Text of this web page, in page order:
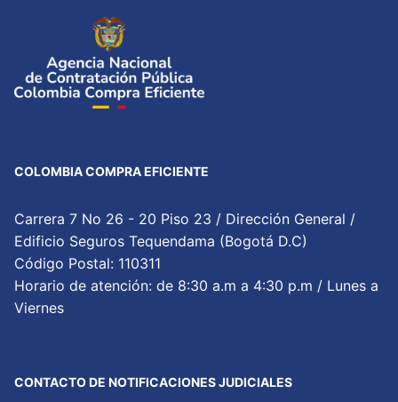
COLOMBIA COMPRA EFICIENTE
Carrera 7 No 26 - 20 Piso 23 / Dirección General /
Edificio Seguros Tequendama (Bogotá D.C)
Código Postal: 110311
Horario de atención: de 8:30 a.m a 4:30 p.m / Lunes a
Viernes
CONTACTO DE NOTIFICACIONES JUDICIALES